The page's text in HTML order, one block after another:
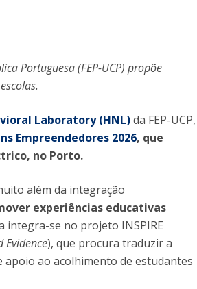
Portuguesa (FEP-UCP) propõe
Laboratory (HNL)da FEP-UCP,
Empreendedores 2026, que
no Porto.
além da integração
experiências educativas
integra-se no projeto INSPIRE
Evidence), que procura traduzir a
ao acolhimento de estudantes